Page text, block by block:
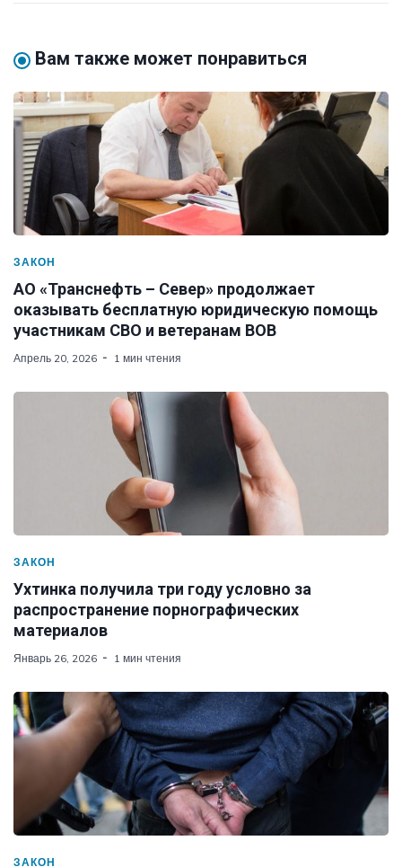
Вам также может понравиться
ЗАКОН
АО «Транснефть – Север» продолжает
оказывать бесплатную юридическую помощь
участникам СВО и ветеранам ВОВ
Апрель 20, 2026 1 мин чтения
ЗАКОН
Ухтинка получила три году условно за
распространение порнографических
материалов
Январь 26, 2026 1 мин чтения
ЗАКОН